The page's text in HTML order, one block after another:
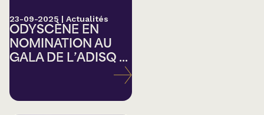
23-09-2025 | Actualités
ODYSCÈNE EN
NOMINATION AU
GALA DE L’ADISQ ...